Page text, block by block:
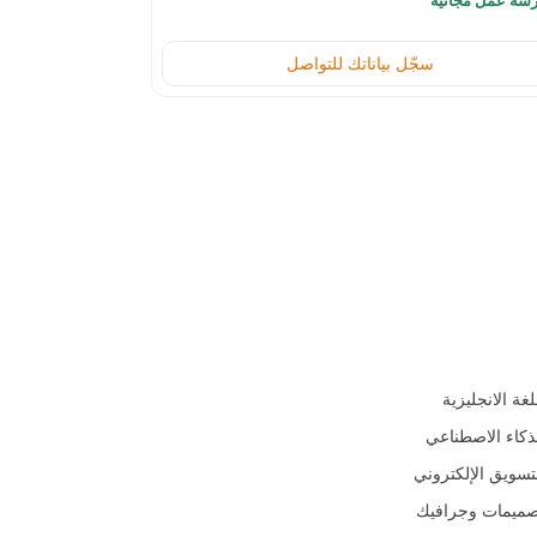
سجّل بياناتك للتواصل
الانجليزية
الاصطناعي
الإلكتروني
وجرافيك